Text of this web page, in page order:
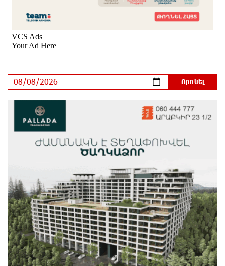
ԵԱՏՄ֊ն չի ուզում, որ իր միջոցներով զարգանա
Հայաստանի տնտեսությունը ու հետո գնա ԵՄ.
ԱՄՆ վերաքննիչ դատարանը արգելափակել է
Թրամփի 400 միլիոն դոլար արժողությամբ
Սպիտակ տան պարահանդեսային դահլիճի
նախագիծը
28 րոպե առաջ
Կաթողիկոսի նկատմամբ իրականացվող
բռնադատավարությունը միահեծան իշխանության
հետևանք է. Հանրային Դաշինք
30 րոպե առաջ
Մեր երկրում իշխանության և ընդդիմության
անվերջանալի պայքարում տուժում է միայն ու
միայն ՀՀ քաղաքացին. Աննա Կոստանյան
35 րոպե առաջ